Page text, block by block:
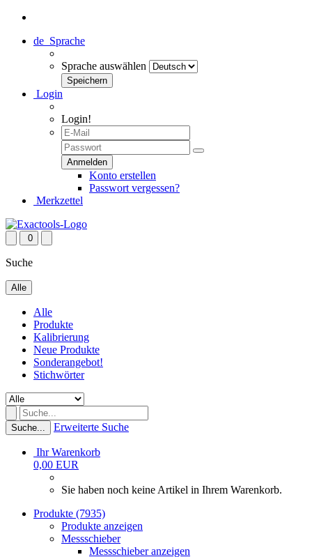
de Sprache
Sprache auswählen
Login
Login!
Konto erstellen
Passwort vergessen?
Merkzettel
0
Suche
Alle
Alle
Produkte
Kalibrierung
Neue Produkte
Sonderangebot!
Stichwörter
Suche... Erweiterte Suche
Ihr Warenkorb
0,00 EUR
Sie haben noch keine Artikel in Ihrem Warenkorb.
Produkte (7935)
Produkte anzeigen
Messschieber
Messschieber anzeigen